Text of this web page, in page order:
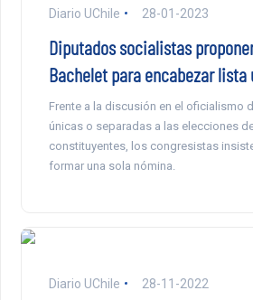
Diario UChile 28-01-2023
Diputados socialistas
Bachelet para encabezar lista
Frente a la discusión en el oficialismo
únicas o separadas a las elecciones
constituyentes, los congresistas
formar una sola nómina.
Diario UChile 28-11-2022